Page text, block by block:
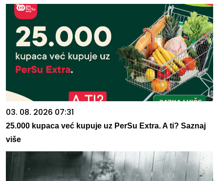
03. 08. 2026 07:31
25.000 kupaca već kupuje uz PerSu Extra. A ti? Saznaj
više